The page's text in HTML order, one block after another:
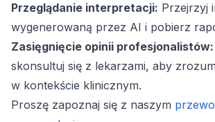
Przeglądanie interpretacji: Przejrzyj
wygenerowaną przez AI i pobierz
Zasięgnięcie opinii profesjonalistów:
skonsultuj się z lekarzami, aby
w kontekście klinicznym.
Proszę zapoznaj się z naszym